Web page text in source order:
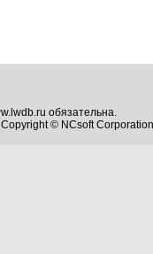
обязательна.
© NCsoft